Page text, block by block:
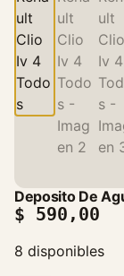
Deposito De
$ 590,00
8 disponibles